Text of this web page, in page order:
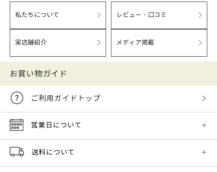
私たちについて レビュー・口コミ
実店舗紹介 メディア掲載
お買い物ガイド
ご利用ガイドトップ
営業日について
送料について